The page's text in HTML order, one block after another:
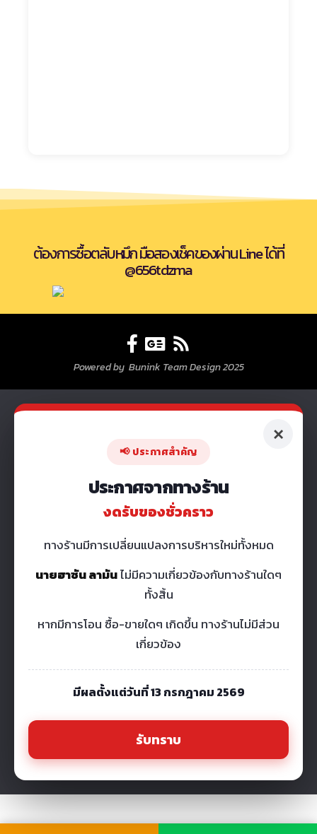
ต้องการซื้อตลับหมึก มือสองเช็คของผ่าน Line ได้ที่
@656tdzma
Powered by Bunink Team Design 2025
×
📢 ประกาศสำคัญ
ประกาศจากทางร้าน
งดรับของชั่วคราว
ทางร้านมีการเปลี่ยนแปลงการบริหารใหม่ทั้งหมด
นายฮาซัน ลามันไม่มีความเกี่ยวข้องกับทางร้านใดๆ
ทั้งสิ้น
หากมีการโอน ซื้อ-ขายใดๆ เกิดขึ้น ทางร้านไม่มีส่วน
เกี่ยวข้อง
มีผลตั้งแต่วันที่ 13 กรกฎาคม 2569
รับทราบ